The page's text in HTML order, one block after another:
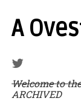
A
Welcome to
ARCHIVED